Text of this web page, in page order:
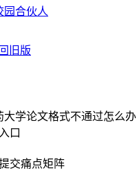
园合伙人
旧版
学论文格式不通过怎么办
口
交痛点矩阵